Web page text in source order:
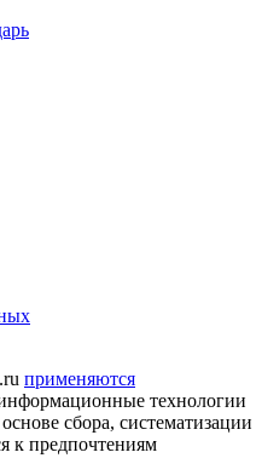
применяются
технологии
сбора, систематизации
к предпочтениям